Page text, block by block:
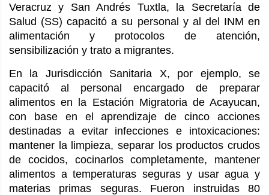
Veracruz y San Andrés Tuxtla, la Secretaría de
Salud (SS) capacitó a su personal y al del INM en
alimentación y protocolos de atención,
sensibilización y trato a migrantes.
En la Jurisdicción Sanitaria X, por ejemplo, se
capacitó al personal encargado de preparar
alimentos en la Estación Migratoria de Acayucan,
con base en el aprendizaje de cinco acciones
destinadas a evitar infecciones e intoxicaciones:
mantener la limpieza, separar los productos crudos
de cocidos, cocinarlos completamente, mantener
alimentos a temperaturas seguras y usar agua y
materias primas seguras. Fueron instruidas 80